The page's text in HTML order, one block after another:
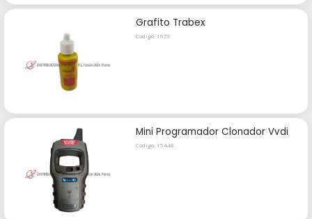
Grafito Trabex
Código: 1672
Mini Programador Clonador Vvdi
Código: 15448